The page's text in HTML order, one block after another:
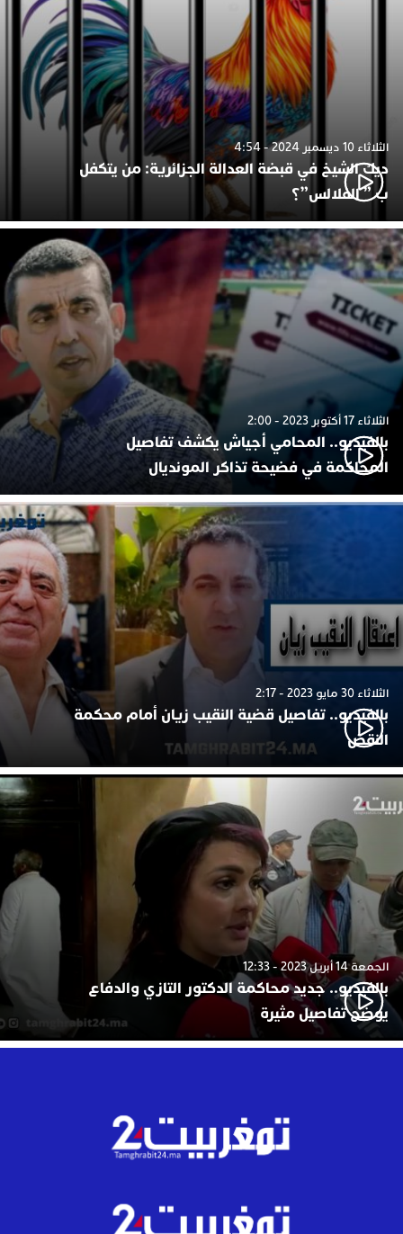
الثلاثاء 10 ديسمبر 2024 - 4:54
ديك الشيخ في قبضة العدالة الجزائرية: من يتكفل
ب ” الفلالس”؟
الثلاثاء 17 أكتوبر 2023 - 2:00
بالفيديو.. المحامي أجياش يكشف تفاصيل
المحاكمة في فضيحة تذاكر المونديال
الثلاثاء 30 مايو 2023 - 2:17
بالفيديو.. تفاصيل قضية النقيب زيان أمام محكمة
النقض
الجمعة 14 أبريل 2023 - 12:33
بالفيديو.. جديد محاكمة الدكتور التازي والدفاع
يوضح تفاصيل مثيرة